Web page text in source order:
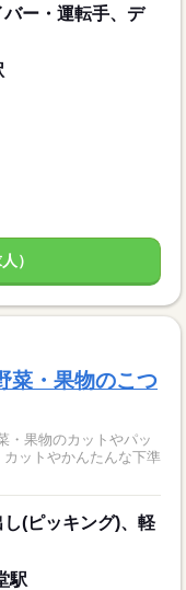
ー・運転手、デ
）
菜・果物のこつ
・果物のカットやパッ
ットやかんたんな下準
(ピッキング)、軽
駅